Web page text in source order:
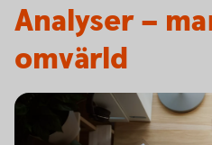
Analyser –
omvärld